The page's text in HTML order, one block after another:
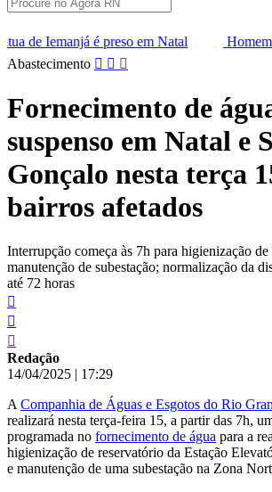
em Natal
Homem é preso por
Pular
conteúdo
Abastecimento
Fornecimento de
suspenso em Natal e
Gonçalo nesta terça
bairros afetados
Interrupção começa às 7h para higienização
manutenção de subestação; normalização da
até 72 horas
Redação
14/04/2025 | 17:29
A Companhia de Águas e Esgotos do Rio
realizará nesta terça-feira 15, a partir das 7h,
programada no fornecimento de água para a
higienização de reservatório da Estação
e manutenção de uma subestação na Zona